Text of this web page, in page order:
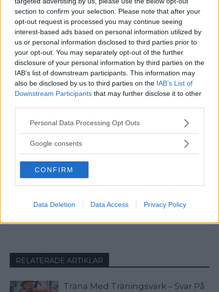
section to confirm your selection. Please note that after your
opt-out request is processed you may continue seeing
interest-based ads based on personal information utilized by
us or personal information disclosed to third parties prior to
your opt-out. You may separately opt-out of the further
disclosure of your personal information by third parties on the
IAB’s list of downstream participants. This information may
also be disclosed by us to third parties on the IAB’s List of
Downstream Participants that may further disclose it to other
Please note that this website/app uses one or more Google
not limited to your visit or usage behaviour. You may click to
use your data for below specified purposes in below Google
consent section.
Personal Data Processing Opt Outs
Google consents
CONFIRM
Data Deletion Data Access Privacy Policy
Föregående artikel
Djävulsbebisen anfaller
New York – Total Panik!
Nästa artikel
Vilket är världens
lyckligaste land? – Vi ligger
riktigt bra till! Tyvärr kan vi
inte säga detsamma om
Sebastian
Allt från personlig utveckling till sköna sneakers är intressant!
Kvalitetstid för mig är en kall, ljus, amerikansk öl i solen på en
slänga in något klyschigt också.
RELATERADE ARTIKLAR
Träna Med Träningsvärk – Svar På